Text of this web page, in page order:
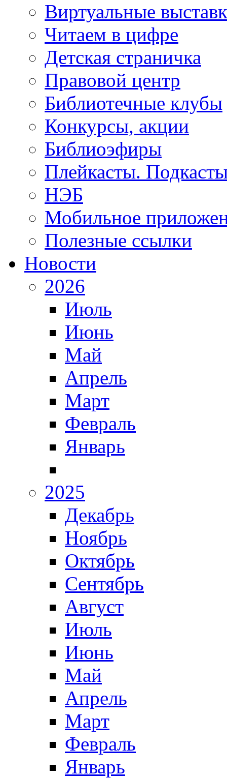
Виртуальные
Читаем в цифре
Детская страничка
Правовой центр
Библиотечные клубы
Конкурсы, акции
Библиоэфиры
Плейкасты.
НЭБ
Мобильное
Полезные ссылки
Новости
2026
Июль
Июнь
Май
Апрель
Март
Февраль
Январь
2025
Декабрь
Ноябрь
Октябрь
Сентябрь
Август
Июль
Июнь
Май
Апрель
Март
Февраль
Январь